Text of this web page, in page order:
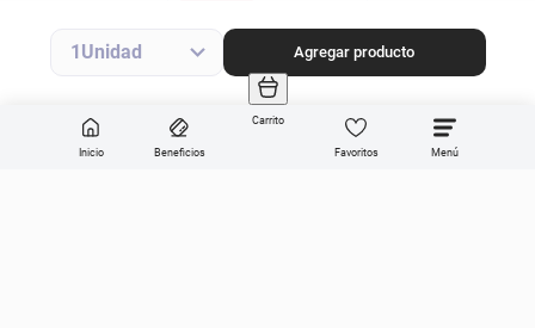
Inicio Beneficios
Carrito
Favoritos
1 Agregar producto
Precio sin impuestos nacionales
Agregar producto